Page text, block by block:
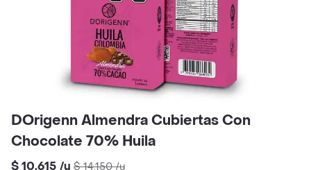
DOrigenn Almendra Cubiertas Con
Chocolate 70% Huila
$ 10.615 /u $ 14.150/u